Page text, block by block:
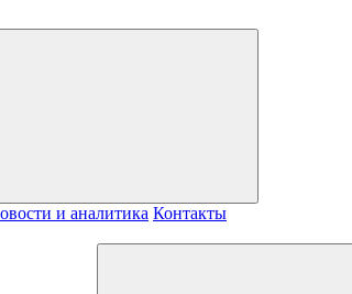
и аналитика Контакты